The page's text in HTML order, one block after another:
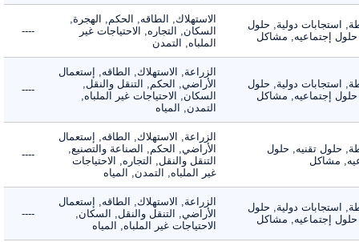
استجابات دولية, حلول
إجتماعيه, مشاكل
الاستهلاك, الطاقه, الحكم, الهجرة,
السكان, التجاره, الاحتياجات غير
الملباه, التمدن
----
استجابات دولية, حلول
إجتماعيه, مشاكل
الزراعة, الاستهلاك, الطاقه, إستعمال
الأراضي, الحكم, التنقل والنقل,
السكان, الاحتياجات غير الملباه,
التمدن, المياه
----
حلول تقنيه, حلول
مشاكل
الزراعة, الاستهلاك, الطاقه, إستعمال
الأراضي, الحكم, الصناعة والتصنيع,
التنقل والنقل, التجاره, الاحتياجات
غير الملباه, التمدن, المياه
----
استجابات دولية, حلول
إجتماعيه, مشاكل
الزراعة, الاستهلاك, الطاقه, إستعمال
الأراضي, التنقل والنقل, السكان,
الاحتياجات غير الملباه, المياه
----